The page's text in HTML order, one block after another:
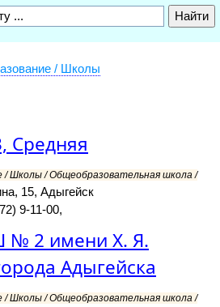
/ Школы
Средняя
/ Школы / Общеобразовательная школа /
15, Адыгейск
9-11-00,
2 имени Х. Я.
Адыгейска
/ Школы / Общеобразовательная школа /